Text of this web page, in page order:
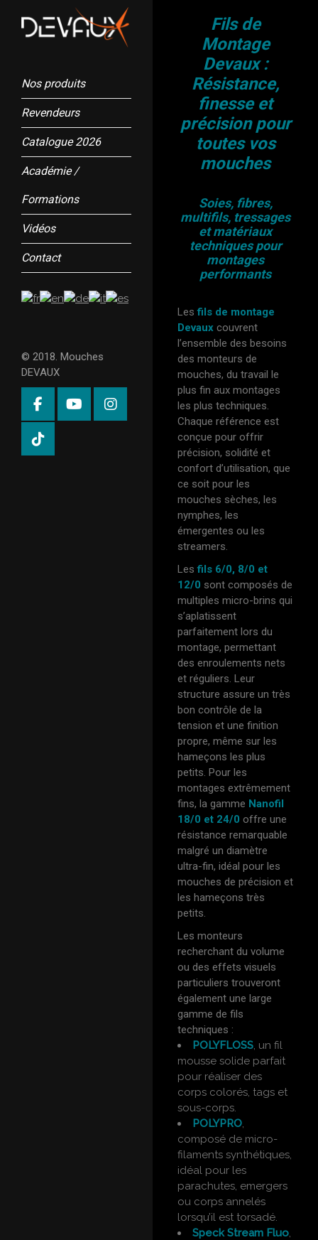
Nos produits
Revendeurs
Catalogue 2026
Académie /
Formations
Vidéos
Contact
© 2018. Mouches
DEVAUX
Fils de
Montage
Devaux :
Résistance,
finesse et
précision pour
toutes vos
mouches
Soies, fibres,
multifils, tressages
et matériaux
techniques pour
montages
performants
Lesfils de montage
Devaux couvrent
l’ensemble des besoins
des monteurs de
mouches, du travail le
plus fin aux montages
les plus techniques.
Chaque référence est
conçue pour offrir
précision, solidité et
confort d’utilisation, que
ce soit pour les
mouches sèches, les
nymphes, les
émergentes ou les
streamers.
Lesfils 6/0, 8/0 et
12/0 sont composés de
multiples micro-brins qui
s’aplatissent
parfaitement lors du
montage, permettant
des enroulements nets
et réguliers. Leur
structure assure un très
bon contrôle de la
tension et une finition
propre, même sur les
hameçons les plus
petits. Pour les
montages extrêmement
fins, la gamme Nanofil
18/0 et 24/0 offre une
résistance remarquable
malgré un diamètre
ultra-fin, idéal pour les
mouches de précision et
les hameçons très
petits.
Les monteurs
recherchant du volume
ou des effets visuels
particuliers trouveront
également une large
gamme de fils
techniques :
POLYFLOSS, un fil
mousse solide parfait
pour réaliser des
corps colorés, tags et
sous-corps.
POLYPRO,
composé de micro-
filaments synthétiques,
idéal pour les
parachutes, emergers
ou corps annelés
lorsqu’il est torsadé.
Speck Stream Fluo,